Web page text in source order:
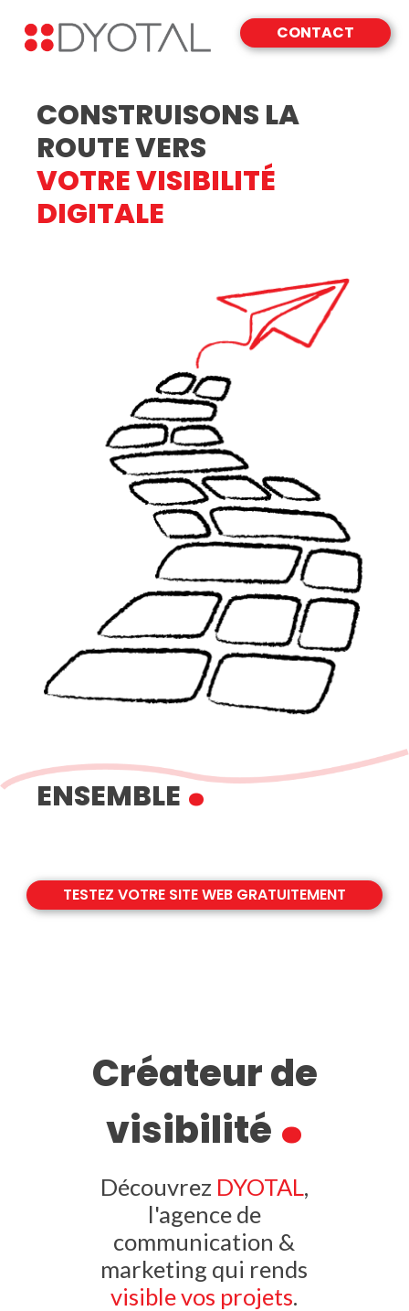
CONTACT
CONSTRUISONS LA
ROUTE VERS
VOTRE VISIBILITÉ
DIGITALE
ENSEMBLE.
TESTEZ VOTRE SITE WEB GRATUITEMENT
Créateur de
visibilité.
Découvrez DYOTAL ,
l'agence de
communication &
marketing qui rends
visible vos projets.